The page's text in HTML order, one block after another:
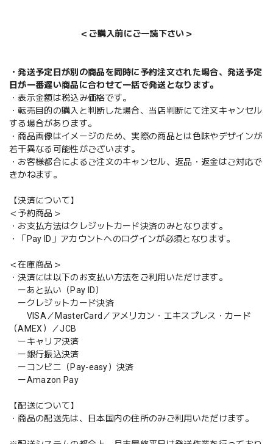
＜ご購入前にご一読下さい＞
・発送予定日が別の商品を同時に予約注文された場合、発送予定
日が一番遅い商品に合わせて一括で発送となります。
・表示金額は税込み価格です。
・転売目的の購入と判断した場合、当店判断にて注文キャンセル
する場合があります。
・商品画像はイメージのため、実際の商品とは色味やデザインが
若干異なる可能性がございます。
・お客様都合によるご注文のキャンセル、返品・返金はご対応で
きかねます。
【決済について】
＜予約商品＞
・お支払方法はクレジットカード決済のみとなります。
・「Pay ID」アカウントへのログインが必須となります。
＜在庫商品＞
・決済には以下のお支払い方法をご利用いただけます。
ーあと払い（Pay ID）
ークレジットカード決済
VISA／MasterCard／アメリカン・エキスプレス・カード
（AMEX）／JCB
ーキャリア決済
ー銀行振込決済
ーコンビニ（Pay-easy）決済
ーAmazon Pay
【配送について】
・商品の配送先は、日本国内の住所のみご利用いただけます。